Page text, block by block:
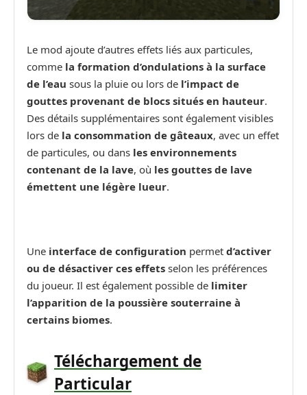
Le mod ajoute d’autres effets liés aux particules,
comme la formation d’ondulations à la surface
de l’eau sous la pluie ou lors de l’impact de
gouttes provenant de blocs situés en hauteur.
Des détails supplémentaires sont également visibles
lors de la consommation de gâteaux, avec un effet
de particules, ou dans les environnements
contenant de la lave, où les gouttes de lave
émettent une légère lueur.
Une interface de configuration permet d’activer
ou de désactiver ces effets selon les préférences
du joueur. Il est également possible de limiter
l’apparition de la poussière souterraine à
certains biomes.
Téléchargement de
Particular